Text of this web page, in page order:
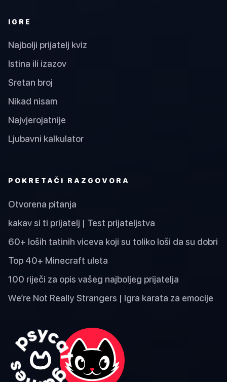
IGRE
Najbolji prijatelj kviz
Istina ili izazov
Sretan broj
Nikad nisam
Najvjerojatnije
Ljubavni kalkulator
POKRETAČI RAZGOVORA
Otvorena pitanja
kakav si ti prijatelj | Test prijateljstva
60+ loših tatinih viceva koji su toliko loši da su dobri
Top 40+ Minecraft uleta
100 riječi za opis vašeg najboljeg prijatelja
We’re Not Really Strangers | Igra karata za emocije